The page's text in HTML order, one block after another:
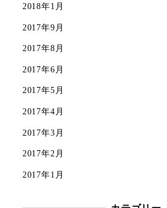
2018年1月
2017年9月
2017年8月
2017年6月
2017年5月
2017年4月
2017年3月
2017年2月
2017年1月